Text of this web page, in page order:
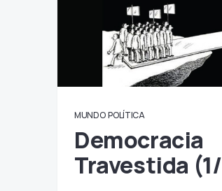
MUNDO POLÍTICA
Democracia
Travestida